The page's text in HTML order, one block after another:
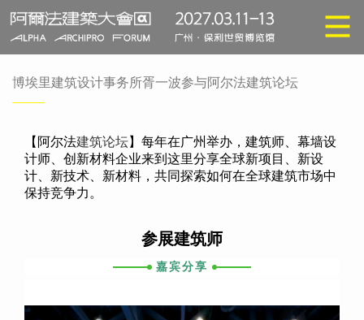
博埃里建筑设计事务所胥一波参与阿尔法建筑论坛
【阿尔法建筑论坛】每年在广州举办，建筑师、幕墙设
计师、创新材料企业来到这里分享全球新项目、新设
计、新技术、新材料，共同探索如何在全球建筑市场中
保持竞争力。
参展建筑师
嘉宾分享